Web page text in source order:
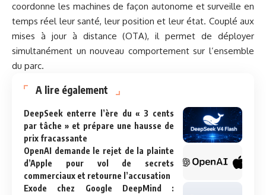
coordonne les machines de façon autonome et surveille en
temps réel leur santé, leur position et leur état. Couplé aux
mises à jour à distance (OTA), il permet de déployer
simultanément un nouveau comportement sur l’ensemble
du parc.
A lire également
DeepSeek enterre l’ère du « 3 cents
par tâche » et prépare une hausse de
prix fracassante
OpenAI demande le rejet de la plainte
d’Apple pour vol de secrets
commerciaux et retourne l’accusation
Exode chez Google DeepMind :